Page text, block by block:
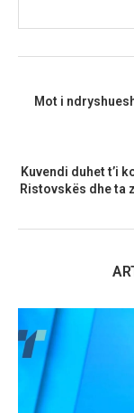
Mot i
Kuvendi duhet t’i
Ristovskës dhe ta